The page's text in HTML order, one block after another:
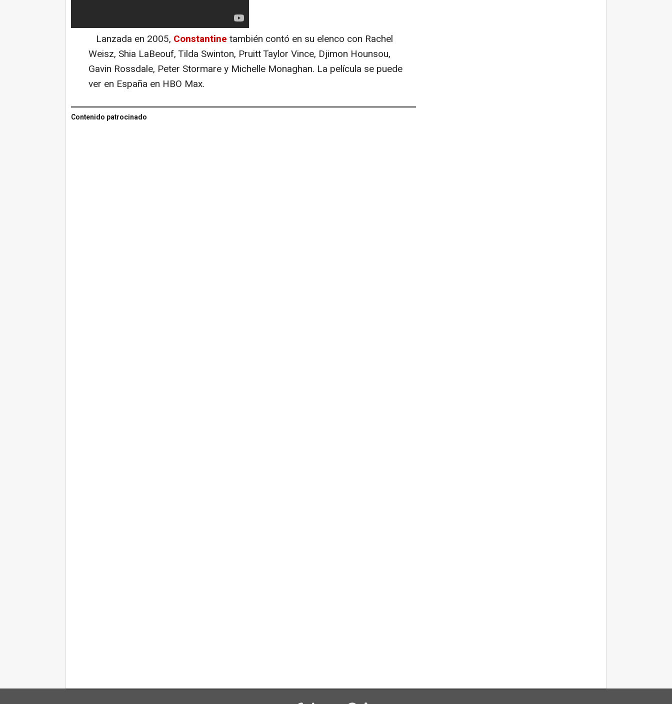
Lanzada en 2005, Constantine también contó en su elenco con Rachel
Weisz, Shia LaBeouf, Tilda Swinton, Pruitt Taylor Vince, Djimon Hounsou,
Gavin Rossdale, Peter Stormare y Michelle Monaghan. La película se puede
ver en España en HBO Max.
Contenido patrocinado